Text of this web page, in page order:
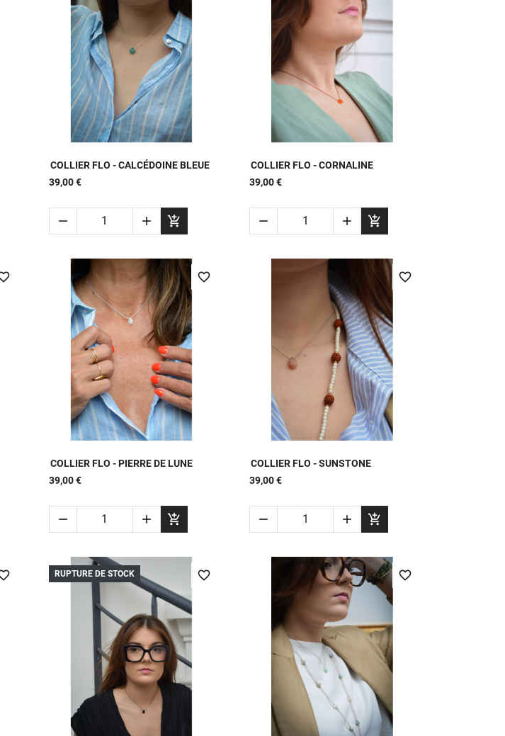
APERÇU RAPIDE
COLLIER FLO - CALCÉDOINE BLEUE
39,00 €
  
APERÇU RAPIDE
COLLIER FLO - CORNALINE
39,00 €
  
APERÇU RAPIDE
favorite_border
COLLIER FLO - PIERRE DE LUNE
39,00 €
  
APERÇU RAPIDE
favorite_border
COLLIER FLO - SUNSTONE
39,00 €
  
RUPTURE DE STOCK favorite_border favorite_border